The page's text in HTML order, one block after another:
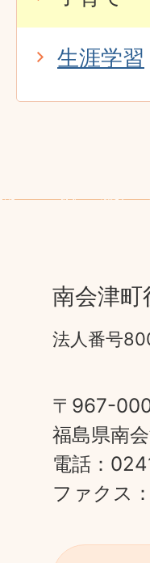
生涯学習
南会津町
法人番号
〒967-
福島県南
電話：
ファクス